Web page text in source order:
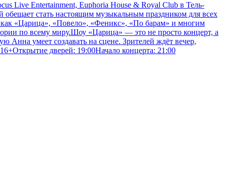
Live Entertainment, Euphoria House & Royal Club в Тель-
стать настоящим музыкальным праздником для всех
«Царица», «Повело», «Феникс», «По барам» и многим
по всему миру.Шоу «Царица» — это не просто концерт, а
Анна умеет создавать на сцене. Зрителей ждёт вечер,
дверей: 19:00Начало концерта: 21:00